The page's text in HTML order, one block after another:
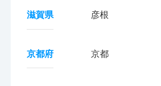
滋賀県 彦根
京都府 京都